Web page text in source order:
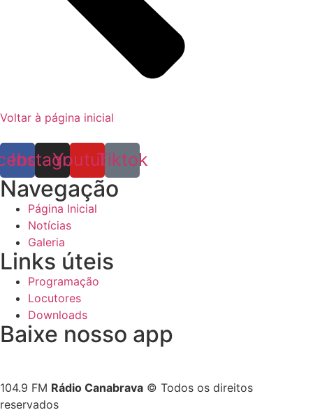
Voltar à página inicial
Instagram
YoutubeTiktok
Navegação
Página Inicial
Notícias
Galeria
Links úteis
Programação
Locutores
Downloads
Baixe nosso app
104.9 FM Rádio Canabrava © Todos os direitos
reservados